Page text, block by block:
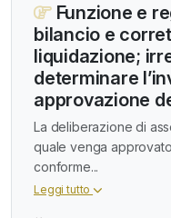
Funzione e
bilancio e
liquidazione;
determinare
approvazione
La deliberazione di
quale venga
conforme...
Leggi tutto